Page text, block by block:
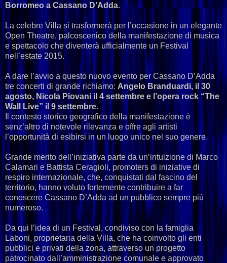
Borromeo a Cassano D’Adda.
La celebre Villa si trasformerà per l’occasione in un elegante
Open Theatre, palcoscenico della manifestazione di musica
e spettacolo che diventerà ufficialmente un Festival
nell’estate 2015.
A dare l’avvio a questo nuovo evento per Cassano D’Adda
tre concerti di grande richiamo: Angelo Branduardi, il 30
agosto, Nicola Piovani il 4 settembre e l’opera rock “The
Wall Live” il 9 settembre.
Il contesto storico geografico della manifestazione è
senz’altro di notevole rilevanza e offre agli artisti
l’opportunità di esibirsi in un luogo unico nel suo genere.
Grande merito dell’iniziativa parte da un’intuizione di Marco
Calamari e Battista Ceragioli, promoters di iniziative di
respiro internazionale, che, conquistati dal fascino del
territorio, hanno voluto fortemente contribuire a far
conoscere Cassano D’Adda ad un pubblico sempre più
numeroso.
Da qui l’idea di un Festival, condiviso con la famiglia
Laboni, proprietaria della Villa, che ha coinvolto gli enti
pubblici e privati della zona, attraverso un progetto
patrocinato dall’amministrazione comunale e approvato